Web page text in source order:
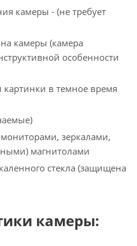
камеры - (не требует
камеры (камера
особенности
картинки в темное время
зеркалами,
магнитолами
стекла (защищена
камеры: